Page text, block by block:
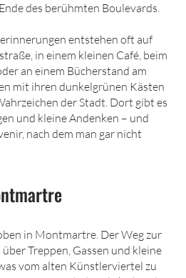
des berühmten Boulevards.
entstehen oft auf
in einem kleinen Café, beim
an einem Bücherstand am
mit ihren dunkelgrünen Kästen
der Stadt. Dort gibt es
und kleine Andenken – und
nach dem man gar nicht
in Montmartre. Der Weg zur
Treppen, Gassen und kleine
vom alten Künstlerviertel zu